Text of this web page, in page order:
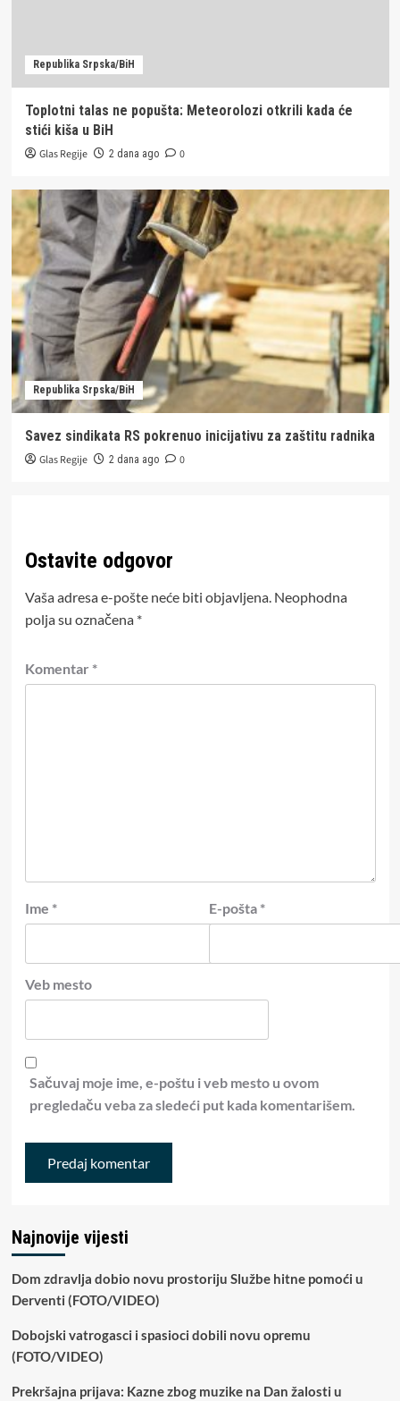
Republika Srpska/BiH
Toplotni talas ne popušta: Meteorolozi otkrili kada će
stići kiša u BiH
Glas Regije 2 dana ago 0
Republika Srpska/BiH
Savez sindikata RS pokrenuo inicijativu za zaštitu radnika
Glas Regije 2 dana ago 0
Ostavite odgovor
Vaša adresa e-pošte neće biti objavljena. Neophodna
polja su označena *
Komentar *
Ime * E-pošta *
Veb mesto
Sačuvaj moje ime, e-poštu i veb mesto u ovom
pregledaču veba za sledeći put kada komentarišem.
Najnovije vijesti
Dom zdravlja dobio novu prostoriju Službe hitne pomoći u
Derventi (FOTO/VIDEO)
Dobojski vatrogasci i spasioci dobili novu opremu
(FOTO/VIDEO)
Prekršajna prijava: Kazne zbog muzike na Dan žalosti u